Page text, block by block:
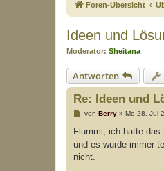
Foren-Übersicht
Ideen und
Moderator: Sheitana
Antworten
Re: Ideen und
B
i
r
a
g
von Berry» Mo 28. Jul
Flummi, ich hatte das
und es wurde immer
nicht.